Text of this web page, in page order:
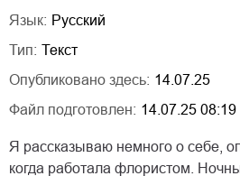
Язык: Русский
Тип: Текст
Опубликовано здесь: 14.07.25
Файл подготовлен: 14.07.25 08:19
Я рассказываю немного о себе,
когда работала флористом.